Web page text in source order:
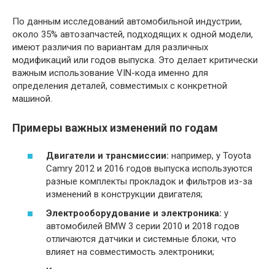
По данным исследований автомобильной индустрии,
около 35% автозапчастей, подходящих к одной модели,
имеют различия по вариантам для различных
модификаций или годов выпуска. Это делает критически
важным использование VIN-кода именно для
определения деталей, совместимых с конкретной
машиной.
Примеры важных изменений по годам
Двигатели и трансмиссии: например, у Toyota
Camry 2012 и 2016 годов выпуска используются
разные комплекты прокладок и фильтров из-за
изменений в конструкции двигателя;
Электрооборудование и электроника: у
автомобилей BMW 3 серии 2010 и 2018 годов
отличаются датчики и системные блоки, что
влияет на совместимость электроники;